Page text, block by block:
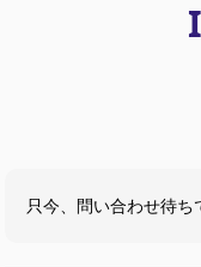
只今、問い合わせ待ち